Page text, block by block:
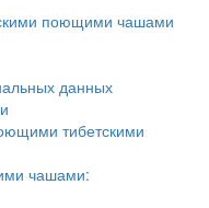
поющими чашами
данных
тибетскими
чашами: